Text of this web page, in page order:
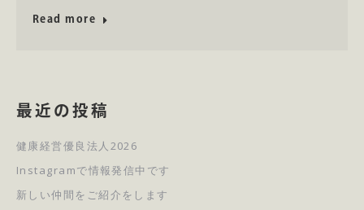
Read more
最近の投稿
健康経営優良法人2026
Instagramで情報発信中です
新しい仲間をご紹介をします